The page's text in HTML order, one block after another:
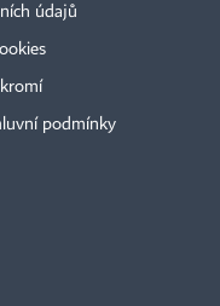
údajů
podmínky